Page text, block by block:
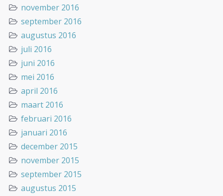
november 2016
september 2016
augustus 2016
juli 2016
juni 2016
mei 2016
april 2016
maart 2016
februari 2016
januari 2016
december 2015
november 2015
september 2015
augustus 2015